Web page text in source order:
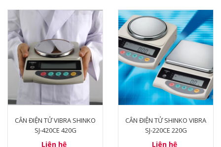
CÂN ĐIỆN TỬ VIBRA SHINKO
SJ-420CE 420G
Liên hệ
CÂN ĐIỆN TỬ SHINKO VIBRA
SJ-220CE 220G
Liên hệ